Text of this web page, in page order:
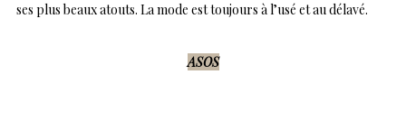
ses plus beaux atouts. La mode est toujours à l’usé et au délavé.
ASOS